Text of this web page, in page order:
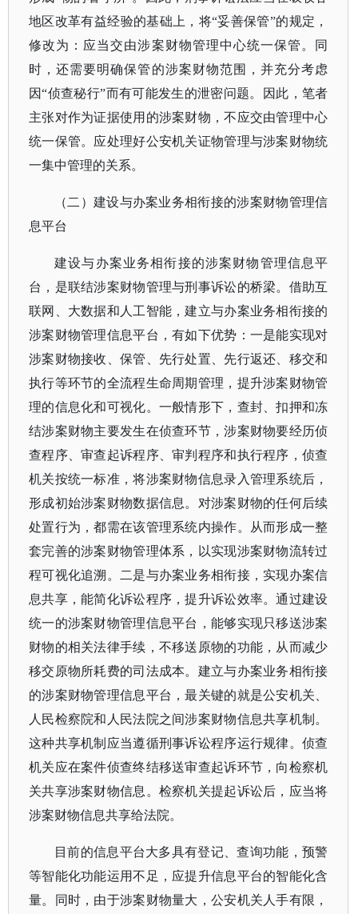
地区改革有益经验的基础上，将“妥善保管”的规定，
修改为：应当交由涉案财物管理中心统一保管。同
时，还需要明确保管的涉案财物范围，并充分考虑
因“侦查秘行”而有可能发生的泄密问题。因此，笔者
主张对作为证据使用的涉案财物，不应交由管理中心
统一保管。应处理好公安机关证物管理与涉案财物统
一集中管理的关系。
（二）建设与办案业务相衔接的涉案财物管理信
息平台
建设与办案业务相衔接的涉案财物管理信息平
台，是联结涉案财物管理与刑事诉讼的桥梁。借助互
联网、大数据和人工智能，建立与办案业务相衔接的
涉案财物管理信息平台，有如下优势：一是能实现对
涉案财物接收、保管、先行处置、先行返还、移交和
执行等环节的全流程生命周期管理，提升涉案财物管
理的信息化和可视化。一般情形下，查封、扣押和冻
结涉案财物主要发生在侦查环节，涉案财物要经历侦
查程序、审查起诉程序、审判程序和执行程序，侦查
机关按统一标准，将涉案财物信息录入管理系统后，
形成初始涉案财物数据信息。对涉案财物的任何后续
处置行为，都需在该管理系统内操作。从而形成一整
套完善的涉案财物管理体系，以实现涉案财物流转过
程可视化追溯。二是与办案业务相衔接，实现办案信
息共享，能简化诉讼程序，提升诉讼效率。通过建设
统一的涉案财物管理信息平台，能够实现只移送涉案
财物的相关法律手续，不移送原物的功能，从而减少
移交原物所耗费的司法成本。建立与办案业务相衔接
的涉案财物管理信息平台，最关键的就是公安机关、
人民检察院和人民法院之间涉案财物信息共享机制。
这种共享机制应当遵循刑事诉讼程序运行规律。侦查
机关应在案件侦查终结移送审查起诉环节，向检察机
关共享涉案财物信息。检察机关提起诉讼后，应当将
涉案财物信息共享给法院。
目前的信息平台大多具有登记、查询功能，预警
等智能化功能运用不足，应提升信息平台的智能化含
量。同时，由于涉案财物量大，公安机关人手有限，